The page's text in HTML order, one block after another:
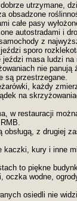
utrzymane,
obsadzone
całe pasy
autostradami i
z
sporo
jeździ masa ludzi na
nie
są przestrzegane.
każdy
na
w restauracji
obsługą, z drugiej
kaczki, kury i inne
to piękne
oczka wodne,
osiedli nie